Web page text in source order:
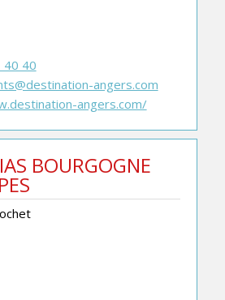
40 40
angers.com
angers.com/
BOURGOGNE